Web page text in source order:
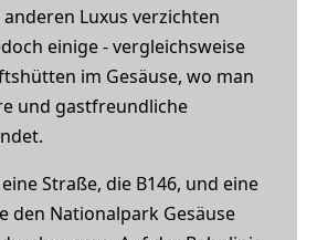
Luxus verzichten
einige - vergleichsweise
im Gesäuse, wo man
und gastfreundliche
Straße, die B146, und eine
den Nationalpark Gesäuse